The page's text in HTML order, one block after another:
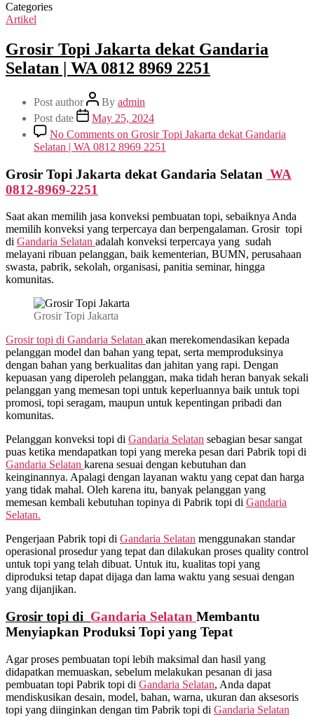
Categories
Artikel
Grosir Topi Jakarta dekat Gandaria
Selatan | WA 0812 8969 2251
Post author By admin
Post date
May 25, 2024
No Comments on Grosir Topi Jakarta dekat Gandaria
Selatan | WA 0812 8969 2251
Grosir Topi Jakarta dekat Gandaria Selatan WA
0812-8969-2251
Saat akan memilih jasa konveksi pembuatan topi, sebaiknya Anda
memilih konveksi yang terpercaya dan berpengalaman. Grosir topi
di Gandaria Selatan adalah konveksi terpercaya yang sudah
melayani ribuan pelanggan, baik kementerian, BUMN, perusahaan
swasta, pabrik, sekolah, organisasi, panitia seminar, hingga
komunitas.
Grosir Topi Jakarta
Grosir topi di Gandaria Selatan akan merekomendasikan kepada
pelanggan model dan bahan yang tepat, serta memproduksinya
dengan bahan yang berkualitas dan jahitan yang rapi. Dengan
kepuasan yang diperoleh pelanggan, maka tidah heran banyak sekali
pelanggan yang memesan topi untuk keperluannya baik untuk topi
promosi, topi seragam, maupun untuk kepentingan pribadi dan
komunitas.
Pelanggan konveksi topi di Gandaria Selatan sebagian besar sangat
puas ketika mendapatkan topi yang mereka pesan dari Pabrik topi di
Gandaria Selatan karena sesuai dengan kebutuhan dan
keinginannya. Apalagi dengan layanan waktu yang cepat dan harga
yang tidak mahal. Oleh karena itu, banyak pelanggan yang
memesan kembali kebutuhan topinya di Pabrik topi di Gandaria
Selatan.
Pengerjaan Pabrik topi di Gandaria Selatan menggunakan standar
operasional prosedur yang tepat dan dilakukan proses quality control
untuk topi yang telah dibuat. Untuk itu, kualitas topi yang
diproduksi tetap dapat dijaga dan lama waktu yang sesuai dengan
yang dijanjikan.
Grosir topi di Gandaria Selatan Membantu
Menyiapkan Produksi Topi yang Tepat
Agar proses pembuatan topi lebih maksimal dan hasil yang
didapatkan memuaskan, sebelum melakukan pesanan di jasa
pembuatan topi Pabrik topi di Gandaria Selatan, Anda dapat
mendiskusikan desain, model, bahan, warna, ukuran dan aksesoris
topi yang diinginkan dengan tim Pabrik topi di Gandaria Selatan